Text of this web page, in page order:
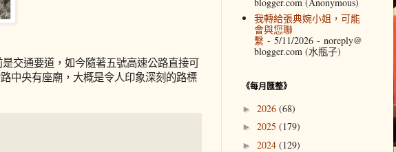
交通要道，如今隨著五號高速公路直接可
中央有座廟，大概是令人印象深刻的路標
我轉給張典婉小姐，可能
會與您聯
繫- 5/11/2026- noreply@
blogger.com (水瓶子)
《每月匯整》
► 2026 (68)
► 2025 (179)
► 2024 (129)